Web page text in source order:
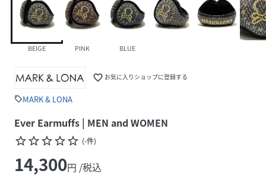
BEIGE PINK BLUE
favorite_border お気に入りショップに登録する
sellMARK & LONA
Ever Earmuffs | MEN and WOMEN
star_borderstar_borderstar_borderstar_borderstar_border (-件)
14,300円 /税込